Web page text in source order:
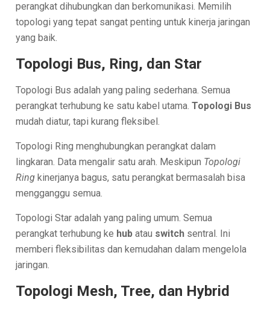
perangkat dihubungkan dan berkomunikasi. Memilih
topologi yang tepat sangat penting untuk kinerja jaringan
yang baik.
Topologi Bus, Ring, dan Star
Topologi Bus adalah yang paling sederhana. Semua
perangkat terhubung ke satu kabel utama.Topologi Bus
mudah diatur, tapi kurang fleksibel.
Topologi Ring menghubungkan perangkat dalam
lingkaran. Data mengalir satu arah. Meskipun Topologi
Ring kinerjanya bagus, satu perangkat bermasalah bisa
mengganggu semua.
Topologi Star adalah yang paling umum. Semua
perangkat terhubung ke hub atau switch sentral. Ini
memberi fleksibilitas dan kemudahan dalam mengelola
jaringan.
Topologi Mesh, Tree, dan Hybrid